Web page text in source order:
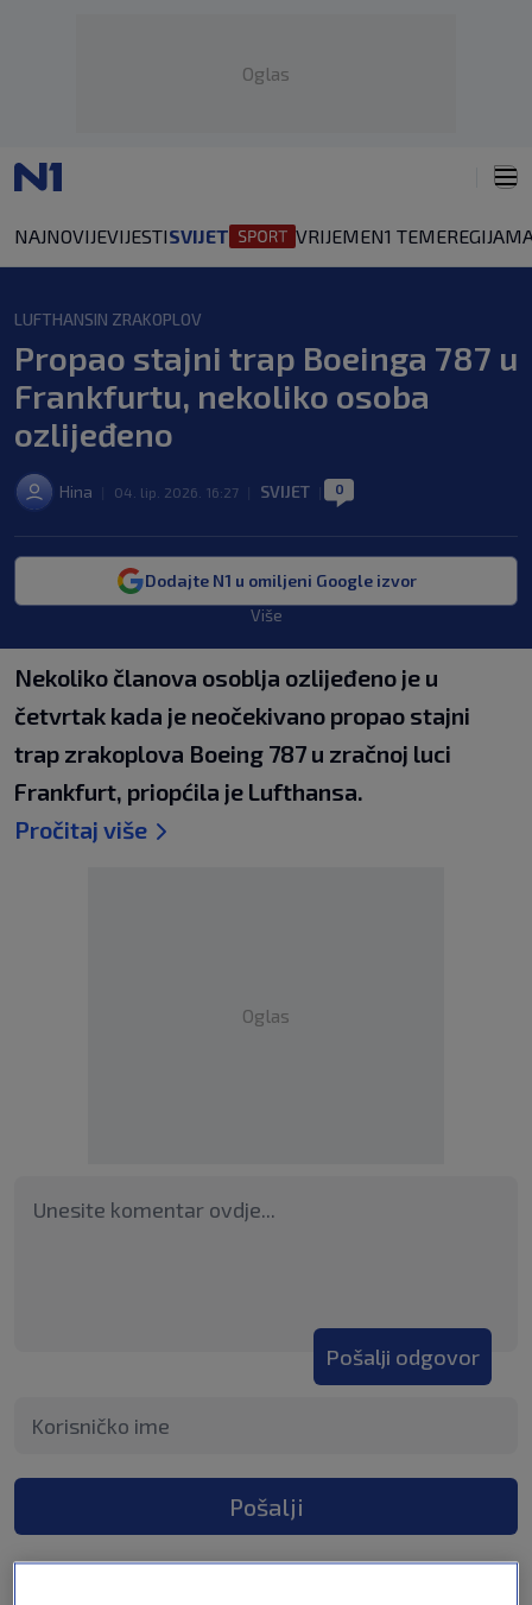
Oglas
NAJNOVIJEVIJESTISVIJET VRIJEMEN1 TEMEREGIJA
LUFTHANSIN ZRAKOPLOV
Propao stajni trap Boeinga 787 u
Frankfurtu, nekoliko osoba
ozlijeđeno
Hina 04. lip. 2026. 16:27 SVIJET 0
Dodajte N1 u omiljeni Google izvor
Više
Nekoliko članova osoblja ozlijeđeno je u
četvrtak kada je neočekivano propao stajni
trap zrakoplova Boeing 787 u zračnoj luci
Frankfurt, priopćila je Lufthansa.
Pročitaj više
Oglas
Pošalji odgovor
Pošalji